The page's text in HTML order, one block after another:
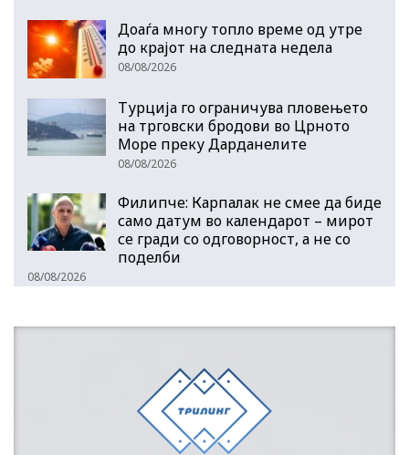
Доаѓа многу топло време од утре
до крајот на следната недела
08/08/2026
Турција го ограничува пловењето
на трговски бродови во Црното
Море преку Дарданелите
08/08/2026
Филипче: Карпалак не смее да биде
само датум во календарот – мирот
се гради со одговорност, а не со
поделби
08/08/2026